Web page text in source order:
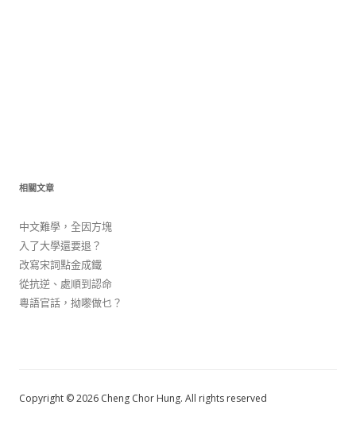
相關文章
中文難學，全因方塊
入了大學還要退？
改寫宋詞點金成鐵
從抗逆、處順到認命
粵語官話，拗嚟做乜？
Copyright © 2026 Cheng Chor Hung. All rights reserved